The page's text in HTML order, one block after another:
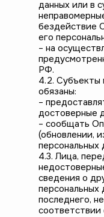
данных или в
бездействие
его
– на
РФ.
4.2. Субъекты
обязаны:
–
достоверные
– сообщать
(обновлении,
персональных
4.3. Лица,
сведения о
персональных
последнего,